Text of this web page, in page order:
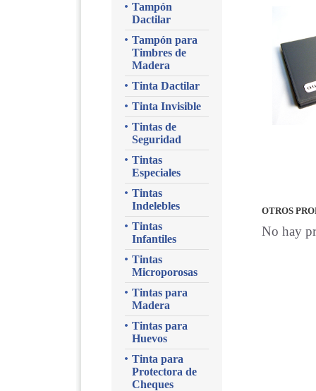
Tampón
Dactilar
Tampón para
Timbres de
Madera
Tinta Dactilar
Tinta Invisible
Tintas de
Seguridad
Tintas
Especiales
Tintas
Indelebles
Tintas
Infantiles
Tintas
Microporosas
Tintas para
Madera
Tintas para
Huevos
Tinta para
Protectora de
Cheques
OTROS
No hay